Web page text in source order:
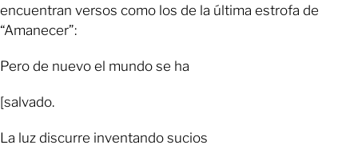
encuentran versos como los de la última estrofa de
“Amanecer”:
Pero de nuevo el mundo se ha
[salvado.
La luz discurre inventando sucios